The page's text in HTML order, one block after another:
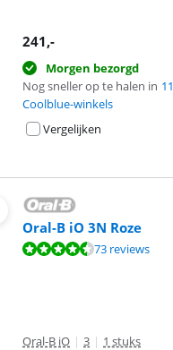
241,-
Morgen bezorgd
Nog sneller op te halen in 11
Coolblue-winkels
Vergelijken
Oral-B iO 3N Roze
10, gebaseerd op 73 reviews.
73 reviews
Oral-B iO | 3 | 1 stuks